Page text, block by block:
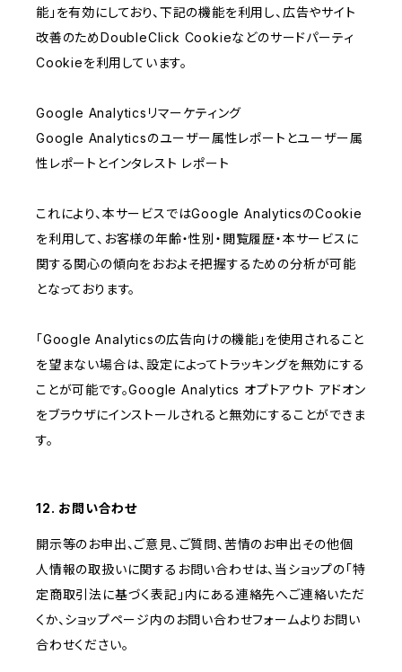
能」を有効にしており、下記の機能を利用し、広告やサイト
改善のためDoubleClick Cookieなどのサードパーティ
Cookieを利用しています。
Google Analyticsリマーケティング
Google Analyticsのユーザー属性レポートとユーザー属
性レポートとインタレスト レポート
これにより、本サービスではGoogle AnalyticsのCookie
を利用して、お客様の年齢・性別・閲覧履歴・本サービスに
関する関心の傾向をおおよそ把握するための分析が可能
となっております。
「Google Analyticsの広告向けの機能」を使用されること
を望まない場合は、設定によってトラッキングを無効にする
ことが可能です。Google Analytics オプトアウト アドオン
をブラウザにインストールされると無効にすることができま
す。
12. お問い合わせ
開示等のお申出、ご意見、ご質問、苦情のお申出その他個
人情報の取扱いに関するお問い合わせは、当ショップの「特
定商取引法に基づく表記」内にある連絡先へご連絡いただ
くか、ショップページ内のお問い合わせフォームよりお問い
合わせください。